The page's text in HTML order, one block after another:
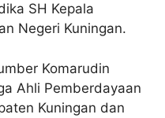
SH Kepala
Negeri Kuningan.
Komarudin
Ahli Pemberdayaan
Kuningan dan